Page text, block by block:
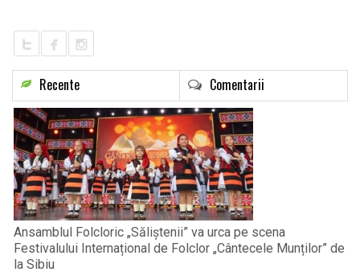
Recente Comentarii
Ansamblul Folcloric „Săliștenii” va urca pe scena
Festivalului Internațional de Folclor „Cântecele Munților” de
la Sibiu